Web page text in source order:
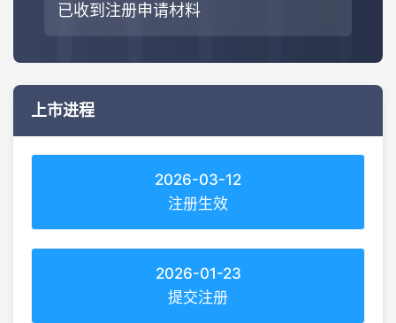
已收到注册申请材料
上市进程
2026-03-12
注册生效
2026-01-23
提交注册